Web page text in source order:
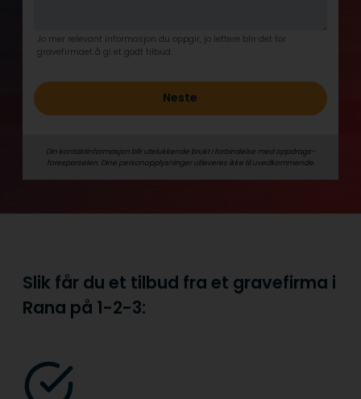
Jo mer relevant informasjon du oppgir, jo lettere blir det for
gravefirmaet å gi et godt tilbud.
Neste
Din kontaktinformasjon blir utelukkende brukt i forbindelse med oppdrags­
forespørselen. Dine person­­opplysninger utleveres ikke til uvedkommende.
Slik får du et tilbud fra et gravefirma i
Rana på 1-2-3: